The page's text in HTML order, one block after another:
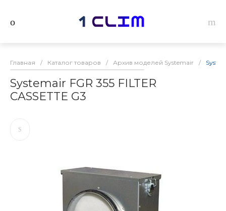
Главная / Каталог товаров / Архив моделей Systemair /
Systemair FGR 355 FILTER
CASSETTE G3